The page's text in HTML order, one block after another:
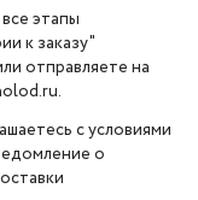
этапы
к заказу"
отправляете на
с условиями
о